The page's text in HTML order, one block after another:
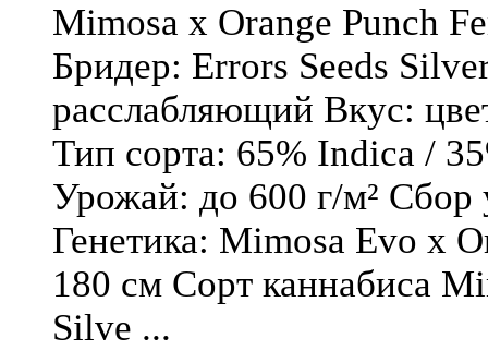
Mimosa x Orange Punch
Бридер: Errors Seeds
расслабляющий Вкус:
Тип сорта: 65% Indica /
Урожай: до 600 г/м² Сбор
Генетика: Mimosa Evo x
180 см Сорт каннабиса
Silve ...